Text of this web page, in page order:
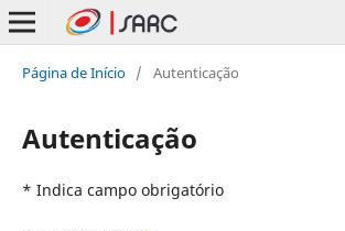
Página de Início / Autenticação
Autenticação
* Indica campo obrigatório